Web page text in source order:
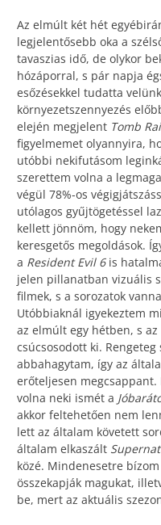
Az elmúlt két hét
legjelentősebb oka a
tavaszias idő, de olykor
hózáporral, s pár napja
esőzésekkel tudatta
környezetszennyezés
elején megjelent Tomb
figyelmemet olyannyira,
utóbbi nekifutásom
szerettem volna a
végül 78%-os
utólagos gyűjtögetéssel
kellett jönnöm, hogy
keresgetős megoldások.
a Resident Evil 6is
jelen pillanatban vizuális
filmek, s a sorozatok
Utóbbiaknál igyekeztem
az elmúlt egy hétben, s
csúcsosodott ki.
abbahagytam, így az
erőteljesen
volna neki ismét a
akkor feltehetően nem
lett az általam követett
általam elkaszált
közé. Mindenesetre
összekapják magukat,
be, mert az aktuális